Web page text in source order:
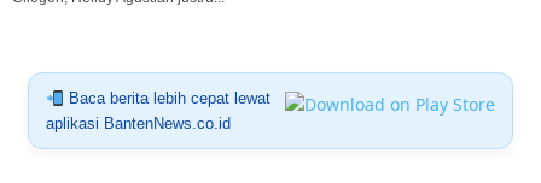
Baca berita lebih cepat lewat
aplikasi BantenNews.co.id